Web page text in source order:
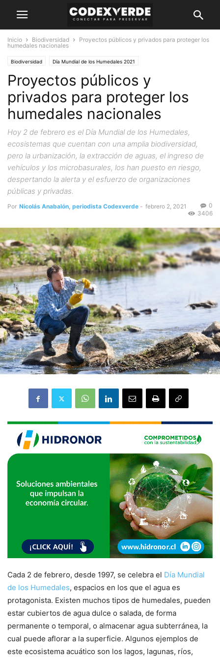
Inicio Biodiversidad
Proyectos públicos y privados para proteger los
humedales nacionales
Biodiversidad Día Mundial de los Humedales 2021
Proyectos públicos y
privados para proteger los
humedales nacionales
Hoy 2 de febrero es el Día Mundial de los Humedales,
ecosistemas que cuentan con una amplia biodiversidad,
pero la urbanización, la extracción de aguas, el ingreso de
vehículos y los microbasurales, los han puesto en riesgo,
despertando la alerta y el esfuerzo de organizaciones
públicas y privadas.
Por Nicolás Anabalón, periodista Codexverde - febrero 2, 2021
0
3406
Cada 2 de febrero, desde 1997, se celebra el Día Mundial
de los Humedales, espacios en los que el agua es
protagonista. Existen muchos tipos de humedales, pueden
estar cubiertos de agua dulce o salada, de forma
permanente o temporal, o almacenar agua subterránea, la
cual puede aflorar a la superficie. Algunos ejemplos de
este ecosistema acuático son los lagos, lagunas, ríos,